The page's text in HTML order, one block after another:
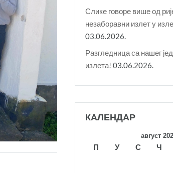
Слике говоре више од
незаборавни излет у
03.06.2026.
Разгледница са нашег
излета! 03.06.2026.
КАЛЕНДАР
август
П У С Ч